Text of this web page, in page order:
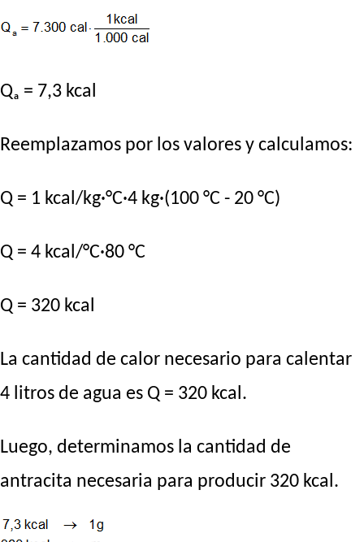
Qₐ = 7,3 kcal
Reemplazamos por los valores y calculamos:
Q = 1 kcal/kg·°C·4 kg·(100 °C - 20 °C)
Q = 4 kcal/°C·80 °C
Q = 320 kcal
La cantidad de calor necesario para calentar
4 litros de agua es Q = 320 kcal.
Luego, determinamos la cantidad de
antracita necesaria para producir 320 kcal.